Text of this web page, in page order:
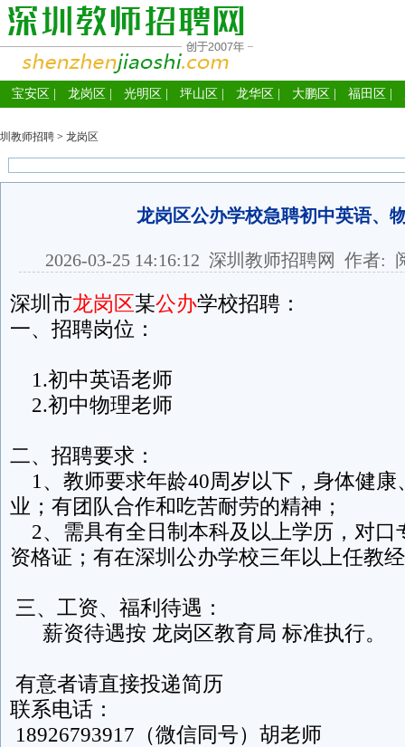
宝安区 龙岗区 光明区 坪山区 龙华区 大鹏区 福田区
圳教师招聘 > 龙岗区
龙岗区公办学校急聘初中英语、
2026-03-25 14:16:12 深圳教师招聘网 作者:
深圳市龙岗区某公办学校招聘：
一、招聘岗位：
1.初中英语老师
2.初中物理老师
二、招聘要求：
1、教师要求年龄40周岁以下，身体健康
业；有团队合作和吃苦耐劳的精神；
2、需具有全日制本科及以上学历，对口
资格证；有在深圳公办学校三年以上任教
三、工资、福利待遇：
薪资待遇按 龙岗区教育局 标准执行。
有意者请直接投递简历
联系电话：
18926793917（微信同号）胡老师